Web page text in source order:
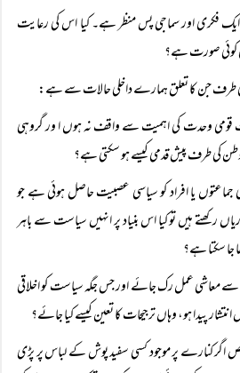
فکری اور سماجی پس منظر ہے۔ کیا اس کی رعایت
کی کوئی صورت ہے؟
طرف جن کا تعلق ہمارے داخلی حالات سے ہے:
قومی وحدت کی اہمیت سے واقف نہ ہوں ا ور گروہی
کی طرف پیش قدمی کیسے ہو سکتی ہے؟
یا افراد کو سیاسی عصبیت حاصل ہوئی ہے جو
رکھتے ہیں تو کیا اس بنیاد پر انہیں سیاست سے باہر
جا سکتا ہے؟
سے معاشی عمل رک جائے اور جس جگہ سیاست کو اخلاقی
پیدا ہو، وہاں ترجیحات کا تعین کیسے کیا جائے؟
اگر کنارے پر موجود کسی سفید پوش کے لباس پر پڑی